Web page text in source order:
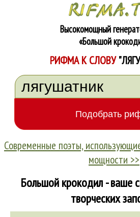
Высокомощный
«Большой
РИФМА К СЛОВУ
Современные поэты,
мощности >>
Большой крокодил - ваше
творческих